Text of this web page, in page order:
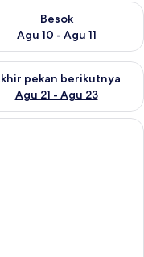
9 - Agu 10
Besok
Agu 10 - Agu 11
ketersediaan untuk
Agu 14 - Agu 16
pekan berikutnya
Agu 21 - Agu 23
ketersediaan untuk
Double atau Twin Superior |